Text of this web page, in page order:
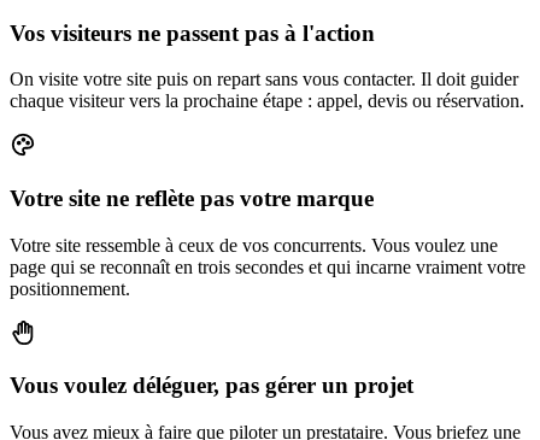
Vos visiteurs ne passent pas à l'action
On visite votre site puis on repart sans vous contacter. Il doit guider
chaque visiteur vers la prochaine étape : appel, devis ou réservation.
Votre site ne reflète pas votre marque
Votre site ressemble à ceux de vos concurrents. Vous voulez une
page qui se reconnaît en trois secondes et qui incarne vraiment votre
positionnement.
Vous voulez déléguer, pas gérer un projet
Vous avez mieux à faire que piloter un prestataire. Vous briefez une